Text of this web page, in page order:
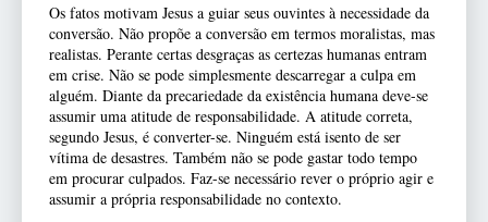
Os fatos motivam Jesus a guiar seus ouvintes à necessidade da
conversão. Não propõe a conversão em termos moralistas, mas
realistas. Perante certas desgraças as certezas humanas entram
em crise. Não se pode simplesmente descarregar a culpa em
alguém. Diante da precariedade da existência humana deve-se
assumir uma atitude de responsabilidade. A atitude correta,
segundo Jesus, é converter-se. Ninguém está isento de ser
vítima de desastres. Também não se pode gastar todo tempo
em procurar culpados. Faz-se necessário rever o próprio agir e
assumir a própria responsabilidade no contexto.